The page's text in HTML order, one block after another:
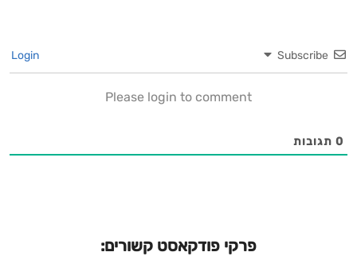
Subscribe
Please login to comment
0 תגובות
פרקי פודקאסט קשורים: